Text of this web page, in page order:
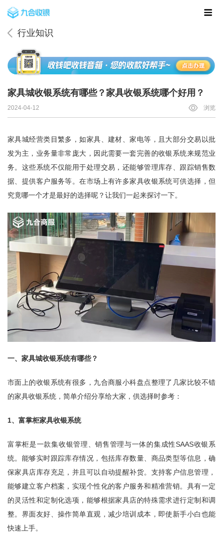
行业知识
家具城收银系统有哪些？家具收银系统哪个好用？
浏览
2024-04-12
家具城经营类目繁多，如家具、建材、家电等，且大部分交易以批
发为主，业务量非常庞大，因此需要一套完善的收银系统来规范业
务。这些系统不仅能用于处理交易，还能够管理库存、跟踪销售数
据、提供客户服务等。在市场上有许多家具收银系统可供选择，但
究竟哪一个才是最好的选择呢？让我们一起来探讨一下。
一、家具城收银系统有哪些？
市面上的收银系统有很多，九合商服小科盘点整理了几家比较不错
的家具收银系统，简单介绍分享给大家，供选择时参考：
1、富掌柜家具收银系统
富掌柜是一款集收银管理、销售管理与一体的集成性SAAS收银系
统。能够实时跟踪库存情况，包括库存数量、商品类型等信息，确
保家具店库存充足，并且可以自动提醒补货。支持客户信息管理，
能够建立客户档案，实现个性化的客户服务和精准营销。具有一定
的灵活性和定制化选项，能够根据家具店的特殊需求进行定制和调
整。界面友好、操作简单直观，减少培训成本，即使新手小白也能
快速上手。